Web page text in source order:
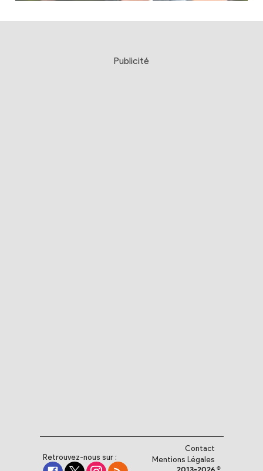
Publicité
Retrouvez-nous sur :
Contact
Mentions Légales